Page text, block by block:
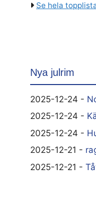
Se hela
Nya julrim
2025-12-24 -
2025-12-24 -
2025-12-24 -
2025-12-21 -
2025-12-21 -